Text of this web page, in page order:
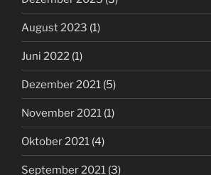
August 2023 (1)
Juni 2022 (1)
Dezember 2021 (5)
November 2021 (1)
Oktober 2021 (4)
September 2021 (3)